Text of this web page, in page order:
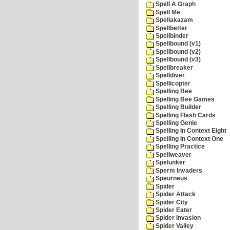
Spell A Graph
Spell Me
Spellakazam
Spellbetter
Spellbinder
Spellbound (v1)
Spellbound (v2)
Spellbound (v3)
Spellbreaker
Spelldiver
Spellicopter
Spelling Bee
Spelling Bee Games
Spelling Builder
Spelling Flash Cards
Spelling Genie
Spelling In Context Eight
Spelling In Context One
Spelling Practice
Spellweaver
Spelunker
Sperm Invaders
Speurneus
Spider
Spider Attack
Spider City
Spider Eater
Spider Invasion
Spider Valley